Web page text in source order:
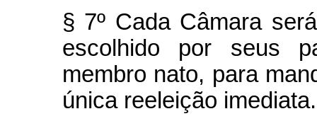
§ 7º Cada Câmara
escolhido por seus
membro nato, para
única reeleição